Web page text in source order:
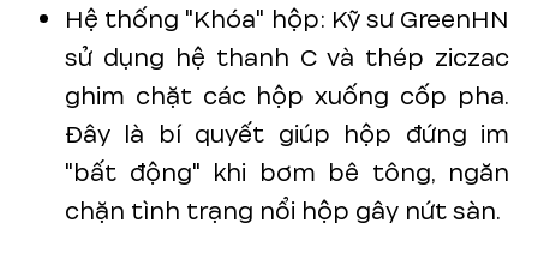
Hệ thống "Khóa" hộp: Kỹ sư GreenHN
sử dụng hệ thanh C và thép ziczac
ghim chặt các hộp xuống cốp pha.
Đây là bí quyết giúp hộp đứng im
"bất động" khi bơm bê tông, ngăn
chặn tình trạng nổi hộp gây nứt sàn.